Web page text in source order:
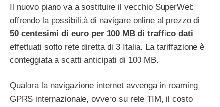
Il nuovo piano va a sostituire il vecchio SuperWeb
offrendo la possibilità di navigare online al prezzo di
50 centesimi di euro per 100 MB di traffico dati
effettuati sotto rete diretta di 3 Italia. La tariffazione è
conteggiata a scatti anticipati di 100 MB.
Qualora la navigazione internet avvenga in roaming
GPRS internazionale, ovvero su rete TIM, il costo